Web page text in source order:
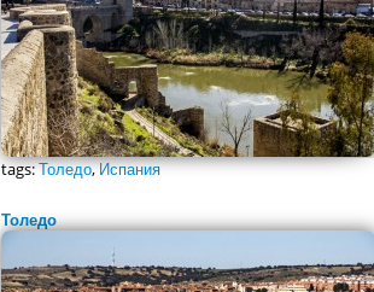
tags:Толедо,Испания
Толедо